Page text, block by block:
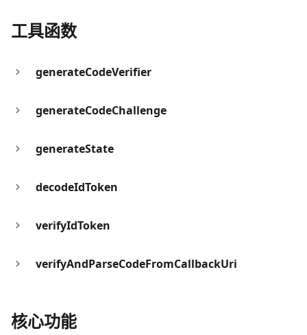
工具函数
generateCodeVerifier
generateCodeChallenge
generateState
decodeIdToken
verifyIdToken
verifyAndParseCodeFromCallbackUri
核心功能